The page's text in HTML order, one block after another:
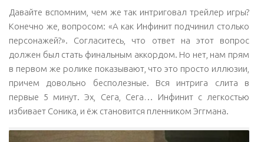
Давайте вспомним, чем же так интриговал трейлер игры?
Конечно же, вопросом: «А как Инфинит подчинил столько
персонажей?». Согласитесь, что ответ на этот вопрос
должен был стать финальным аккордом. Но нет, нам прям
причем довольно бесполезные. Вся интрига слита в